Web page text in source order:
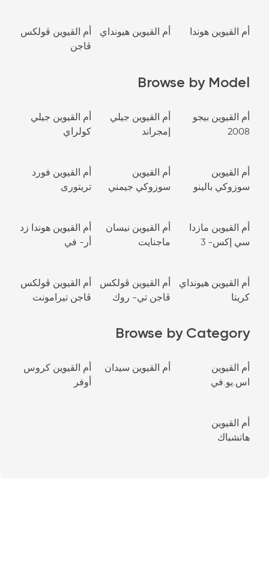
أم القيوين هوندا أم القيوين هيونداي
أم القيوين ڤولكس
ڤاجن
Browse by Model
أم القيوين بيجو
2008
أم القيوين جيلي
إمجراند
أم القيوين جيلي
كولراي
أم القيوين
سوزوكي بالينو
أم القيوين
سوزوكي جيمني
أم القيوين فورد
تريتورى
أم القيوين مازدا
سي إكس- 3
أم القيوين نيسان
ماجنايت
أم القيوين هوندا زد
أر- في
أم القيوين هيونداي
كريتا
أم القيوين ڤولكس
ڤاجن تي- روك
أم القيوين ڤولكس
ڤاجن تيرامونت
Browse by Category
أم القيوين
اس.يو.في
أم القيوين سيدان
أم القيوين كروس
أوفر
أم القيوين
هاتشباك